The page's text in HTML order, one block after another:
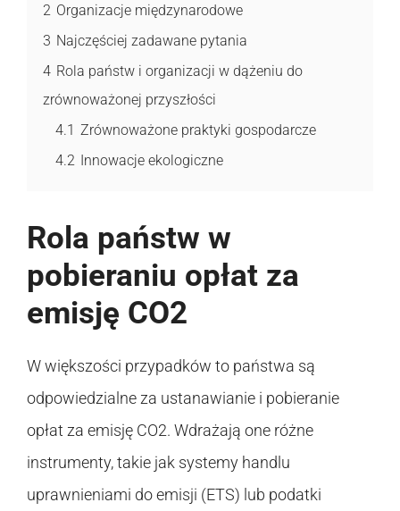
2 Organizacje międzynarodowe
3 Najczęściej zadawane pytania
4 Rola państw i organizacji w dążeniu do
zrównoważonej przyszłości
4.1 Zrównoważone praktyki gospodarcze
4.2 Innowacje ekologiczne
Rola państw w
pobieraniu opłat za
emisję CO2
W większości przypadków to państwa są
odpowiedzialne za ustanawianie i pobieranie
opłat za emisję CO2. Wdrażają one różne
instrumenty, takie jak systemy handlu
uprawnieniami do emisji (ETS) lub podatki